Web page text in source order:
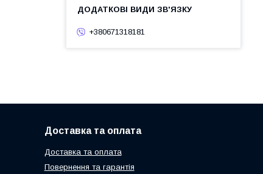
+380671318181
Доставка та оплата
Доставка та оплата
Повернення та гарантія